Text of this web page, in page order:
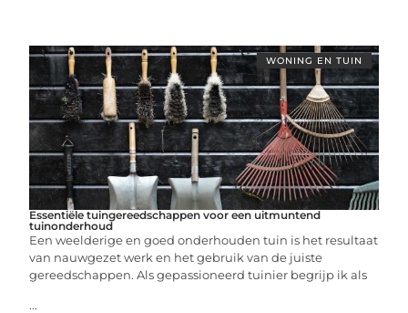
WONING EN TUIN
Essentiële tuingereedschappen voor een uitmuntend
tuinonderhoud
Een weelderige en goed onderhouden tuin is het resultaat
van nauwgezet werk en het gebruik van de juiste
gereedschappen. Als gepassioneerd tuinier begrijp ik als
...